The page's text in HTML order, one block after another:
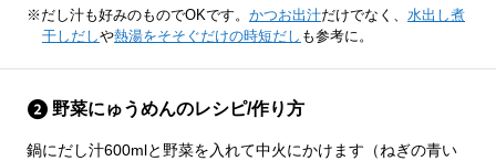
※だし汁も好みのものでOKです。 かつお出汁だけでなく、 水出し煮
干しだしや熱湯をそそぐだけの時短だし も参考に。
野菜にゅうめんのレシピ/作り方
鍋にだし汁600mlと野菜を入れて中火にかけます（ねぎの青い